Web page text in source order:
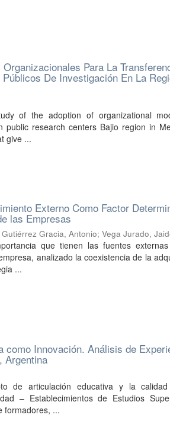
Para La
De Investigación En La
of the adoption of organizational
public research centers Bajio region in
give ...
Externo Como Factor
las Empresas
Gutiérrez Gracia, Antonio;Vega Jurado,
que tienen las fuentes
analizado la coexistencia de la
...
como Innovación. Análisis de
Argentina
de articulación educativa y la
– Establecimientos de Estudios
formadores, ...